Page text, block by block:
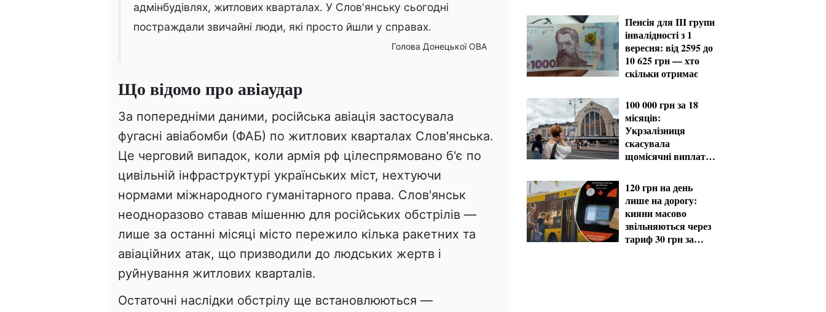
адмінбудівлях, житлових кварталах. У Слов'янську сьогодні
постраждали звичайні люди, які просто йшли у справах.
Голова Донецької ОВА
Що відомо про авіаудар
За попередніми даними, російська авіація застосувала
фугасні авіабомби (ФАБ) по житлових кварталах Слов'янська.
Це черговий випадок, коли армія рф цілеспрямовано б'є по
цивільній інфраструктурі українських міст, нехтуючи
нормами міжнародного гуманітарного права. Слов'янськ
неодноразово ставав мішенню для російських обстрілів —
лише за останні місяці місто пережило кілька ракетних та
авіаційних атак, що призводили до людських жертв і
руйнування житлових кварталів.
Остаточні наслідки обстрілу ще встановлюються —
Пенсія для III групи
інвалідності з 1
вересня: від 2595 до
10 625 грн — хто
скільки отримає
100 000 грн за 18
місяців:
Укрзалізниця
скасувала
щомісячні виплати
120 грн на день
лише на дорогу:
кияни масово
звільняються через
тариф 30 грн за